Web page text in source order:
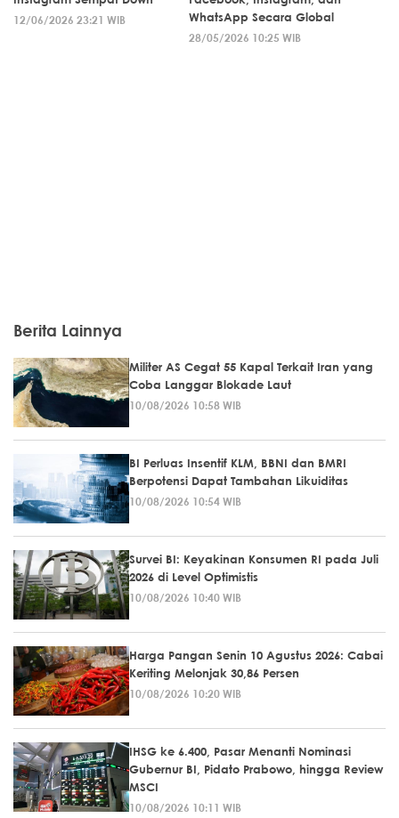
12/06/2026 23:21 WIB
WhatsApp Secara Global
28/05/2026 10:25 WIB
Berita Lainnya
Militer AS Cegat 55 Kapal Terkait Iran yang
Coba Langgar Blokade Laut
10/08/2026 10:58 WIB
BI Perluas Insentif KLM, BBNI dan BMRI
Berpotensi Dapat Tambahan Likuiditas
10/08/2026 10:54 WIB
Survei BI: Keyakinan Konsumen RI pada Juli
2026 di Level Optimistis
10/08/2026 10:40 WIB
Harga Pangan Senin 10 Agustus 2026: Cabai
Keriting Melonjak 30,86 Persen
10/08/2026 10:20 WIB
IHSG ke 6.400, Pasar Menanti Nominasi
Gubernur BI, Pidato Prabowo, hingga Review
MSCI
10/08/2026 10:11 WIB